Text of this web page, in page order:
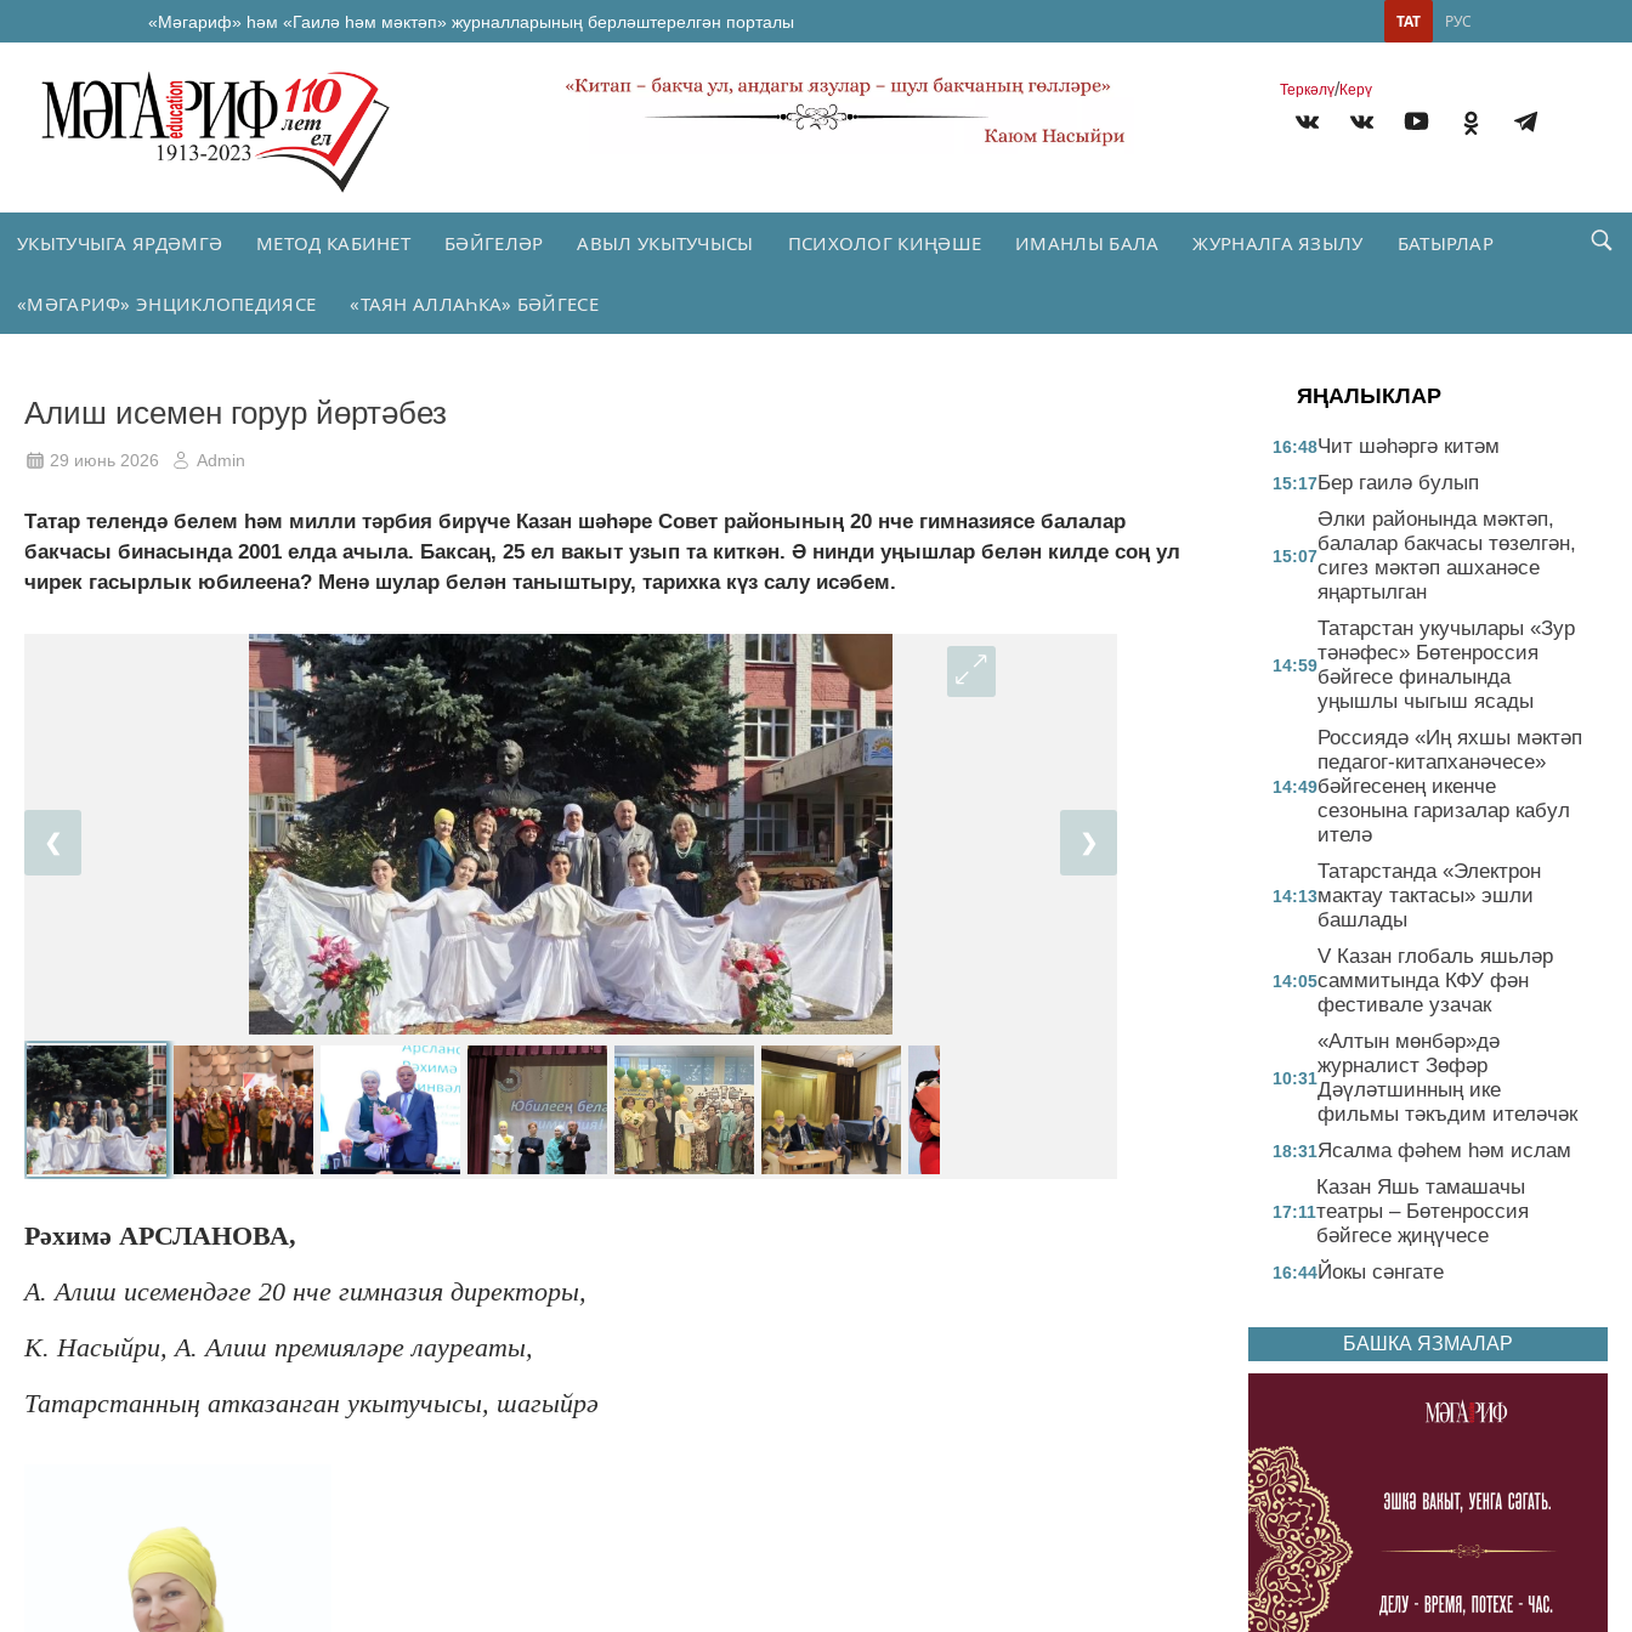
«Мәгариф» һәм «Гаилә һәм мәктәп» журналларының берләштерелгән порталы РУС
ТАТ
Теркəлү/Керү
УКЫТУЧЫГА ЯРДӘМГӘ МЕТОД КАБИНЕТ БӘЙГЕЛӘР АВЫЛ УКЫТУЧЫСЫ ПСИХОЛОГ КИҢӘШЕ ИМАНЛЫ БАЛА ЖУРНАЛГА ЯЗЫЛУ БАТЫРЛАР
«МӘГАРИФ» ЭНЦИКЛОПЕДИЯСЕ «ТАЯН АЛЛАҺКА» БӘЙГЕСЕ
Алиш исемен горур йөртәбез
29 июнь 2026 Admin
Татар телендә белем һәм милли тәрбия бирүче Казан шәһәре Совет районының 20 нче гимназиясе балалар
бакчасы бинасында 2001 елда ачыла. Баксаң, 25 ел вакыт узып та киткән. Ә нинди уңышлар белән килде соң ул
чирек гасырлык юбилеена? Менә шулар белән таныштыру, тарихка күз салу исәбем.
❮ ❯
Рәхимә АРСЛАНОВА,
А. Алиш исемендәге 20 нче гимназия директоры,
К. Насыйри, А. Алиш премияләре лауреаты,
Татарстанның атказанган укытучысы, шагыйрә
ЯҢАЛЫКЛАР
16:48Чит шәһәргә китәм
15:17Бер гаилә булып
15:07
Әлки районында мәктәп,
балалар бакчасы төзелгән,
сигез мәктәп ашханәсе
яңартылган
14:59
Татарстан укучылары «Зур
тәнәфес» Бөтенроссия
бәйгесе финалында
уңышлы чыгыш ясады
14:49
Россиядә «Иң яхшы мәктәп
педагог-китапханәчесе»
бәйгесенең икенче
сезонына гаризалар кабул
ителә
14:13
Татарстанда «Электрон
мактау тактасы» эшли
башлады
14:05
V Казан глобаль яшьләр
саммитында КФУ фән
фестивале узачак
10:31
«Алтын мөнбәр»дә
журналист Зөфәр
Дәүләтшинның ике
фильмы тәкъдим ителәчәк
18:31Ясалма фәһем һәм ислам
17:11
Казан Яшь тамашачы
театры – Бөтенроссия
бәйгесе җиңүчесе
16:44Йокы сәнгате
БАШКА ЯЗМАЛАР